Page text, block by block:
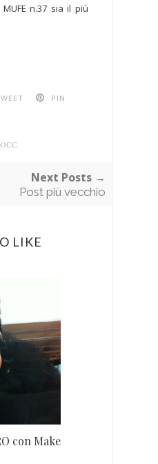
n.37 sia il più
PIN
OCC
Next Posts →
Post più vecchio
LIKE
con Make